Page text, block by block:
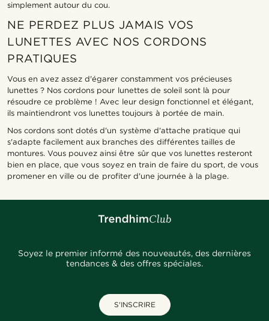
simplement autour du cou.
NE PERDEZ PLUS JAMAIS VOS
LUNETTES AVEC NOS CORDONS
PRATIQUES
Vous en avez assez d'égarer constamment vos précieuses
lunettes ? Nos cordons pour lunettes de soleil sont là pour
résoudre ce problème ! Avec leur design fonctionnel et élégant,
ils maintiendront vos lunettes toujours à portée de main.
Nos cordons sont dotés d'un système d'attache pratique qui
s'adapte facilement aux branches des différentes tailles de
montures. Vous pouvez ainsi être sûr que vos lunettes resteront
bien en place, que vous soyez en train de faire du sport, de vous
promener en ville ou de profiter d'une journée à la plage.
Soyez le premier informé des nouveautés, des dernières
tendances & des offres spéciales.
S'INSCRIRE